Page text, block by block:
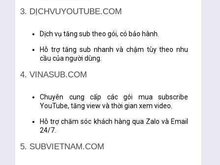
3. DỊCHVUYOUTUBE.COM
Dịch vụ tăng sub theo gói, có bảo hành.
Hỗ trợ tăng sub nhanh và chậm tùy theo nhu
cầu của người dùng.
4. VINASUB.COM
Chuyên cung cấp các gói mua subscribe
YouTube, tăng view và thời gian xem video.
Hỗ trợ chăm sóc khách hàng qua Zalo và Email
24/7.
5. SUBVIETNAM.COM